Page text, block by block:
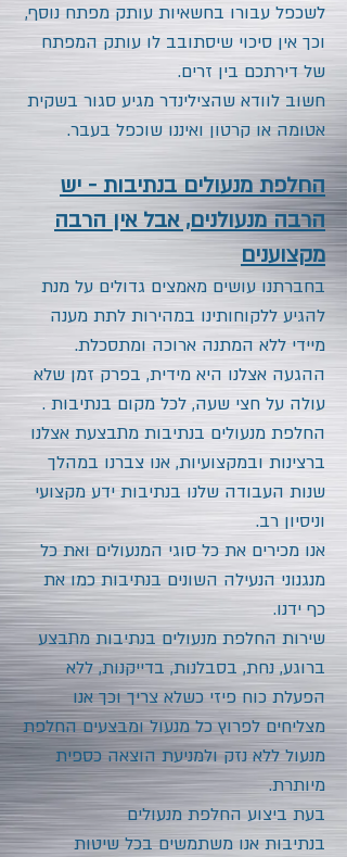
לשכפל עבורו בחשאיות עותק מפתח נוסף,
וכך אין סיכוי שיסתובב לו עותק המפתח
של דירתכם בין זרים.
חשוב לוודא שהצילינדר מגיע סגור בשקית
אטומה או קרטון ואיננו שוכפל בעבר.
החלפת מנעולים בנתיבות - יש
הרבה מנעולנים, אבל אין הרבה
מקצוענים
בחברתנו עושים מאמצים גדולים על מנת
להגיע ללקוחותינו במהירות לתת מענה
מיידי ללא המתנה ארוכה ומתסכלת.
ההגעה אצלנו היא מידית, בפרק זמן שלא
עולה על חצי שעה, לכל מקום בנתיבות .
החלפת מנעולים בנתיבות מתבצעת אצלנו
ברצינות ובמקצועיות, אנו צברנו במהלך
שנות העבודה שלנו בנתיבות ידע מקצועי
וניסיון רב.
אנו מכירים את כל סוגי המנעולים ואת כל
מנגנוני הנעילה השוניםבנתיבותכמו את
כף ידנו.
שירות החלפת מנעולים בנתיבות מתבצע
ברוגע, נחת, בסבלנות, בדייקנות, ללא
הפעלת כוח פיזי כשלא צריך וכך אנו
מצליחים לפרוץ כל מנעול ומבצעים החלפת
מנעול ללא נזק ולמניעת הוצאה כספית
מיותרת.
בעת ביצוע החלפת מנעולים
בנתיבות אנו משתמשים בכל שיטות